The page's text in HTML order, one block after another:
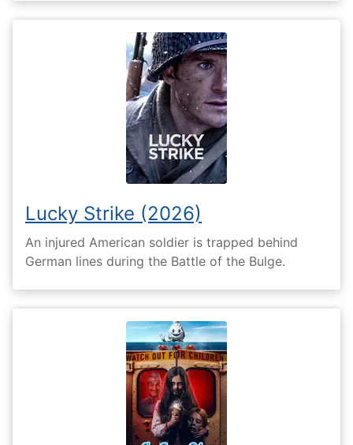
Lucky Strike (2026)
An injured American soldier is trapped behind
German lines during the Battle of the Bulge.